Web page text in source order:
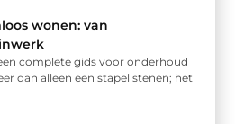
wonen: van
complete gids voor onderhoud
dan alleen een stapel stenen; het